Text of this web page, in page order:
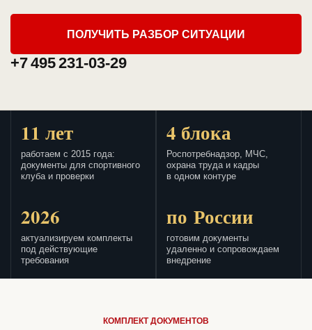
ПОЛУЧИТЬ РАЗБОР СИТУАЦИИ
+7 495 231-03-29
11 лет
работаем с 2015 года:
документы для спортивного
клуба и проверки
4 блока
Роспотребнадзор, МЧС,
охрана труда и кадры
в одном контуре
2026
актуализируем комплекты
под действующие
требования
по России
готовим документы
удаленно и сопровождаем
внедрение
КОМПЛЕКТ ДОКУМЕНТОВ